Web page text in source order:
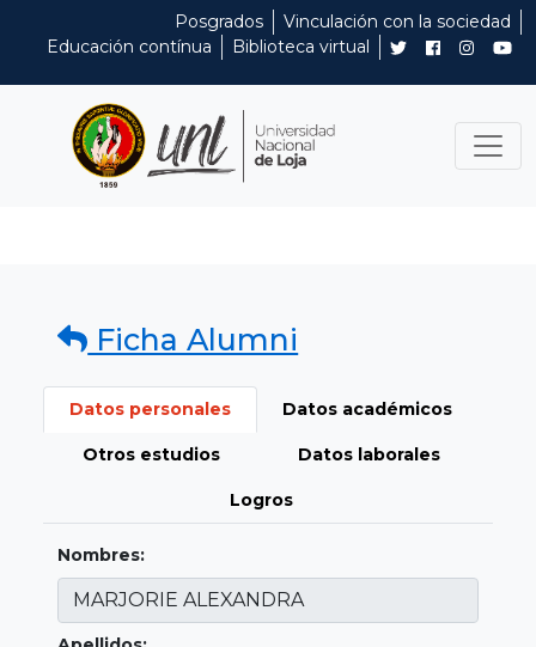
Posgrados
Vinculación con la sociedad
Educación contínua
Biblioteca virtual
Ficha Alumni
Datos personales Datos académicos
Otros estudios Datos laborales
Logros
Nombres: